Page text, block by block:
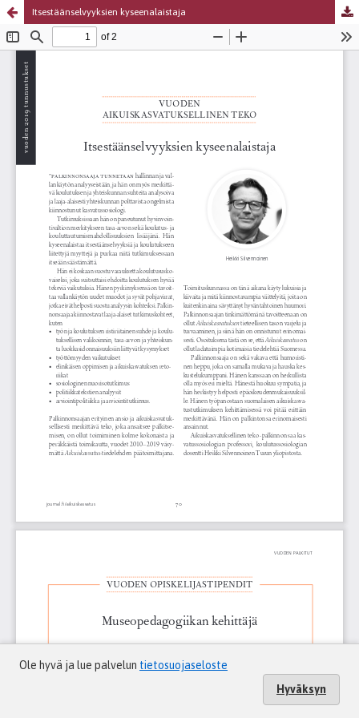
Itsestäänselvyyksien kyseenalaistaja
Ole hyvä ja lue palvelun tietosuojaseloste
Hyväksyn
Palvelua ylläpitää